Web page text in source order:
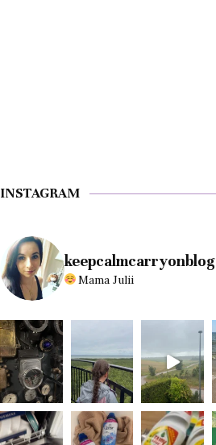
INSTAGRAM
keepcalmcarryonblog
Mama Julii